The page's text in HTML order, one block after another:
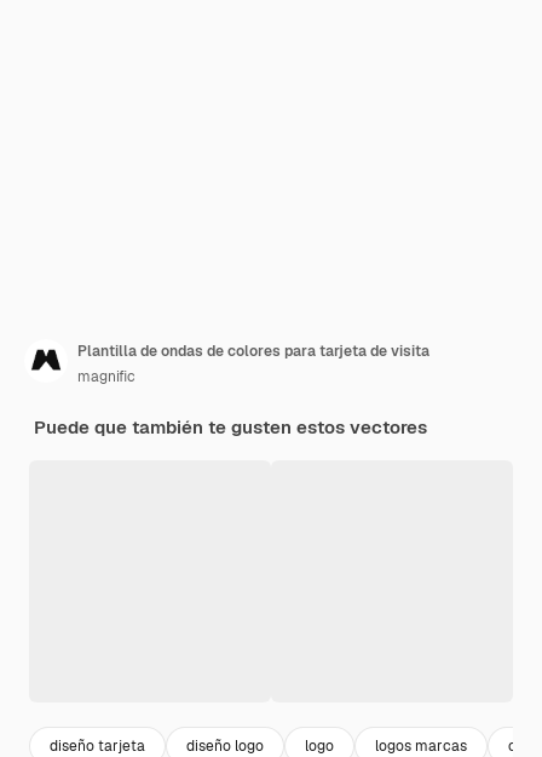
Plantilla de ondas de colores para tarjeta de visita
magnific
Puede que también te gusten estos vectores
diseño tarjeta diseño logo logo logos marcas